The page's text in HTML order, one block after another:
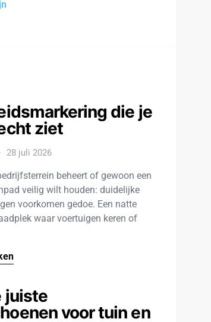
die je
ziet
28 juli 2026
beheert of gewoon een
veilig wilt houden: duidelijke
voorkomen gedoe. Een natte
waar voertuigen keren of
juiste
voor tuin en